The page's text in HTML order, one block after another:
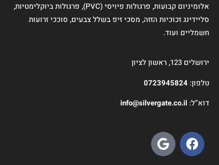
אלומיניום קבועות, פרגולות פיויסי (PVC), פרגולות ביוקלימטיות,
סליידינג זכוכיות הזזה, מסכי זיפ בשלל צבעים, סוככי זרועות
חשמליים ועוד.
ירושלים 123, ראשון לציון
טלפון: 0723945824
דוא”ל: info@silvergate.co.il